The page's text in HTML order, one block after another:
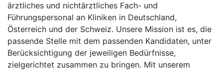
ärztliches und nichtärztliches Fach- und
Führungspersonal an Kliniken in Deutschland,
Österreich und der Schweiz. Unsere Mission ist es, die
passende Stelle mit dem passenden Kandidaten, unter
Berücksichtigung der jeweiligen Bedürfnisse,
zielgerichtet zusammen zu bringen. Mit unserem